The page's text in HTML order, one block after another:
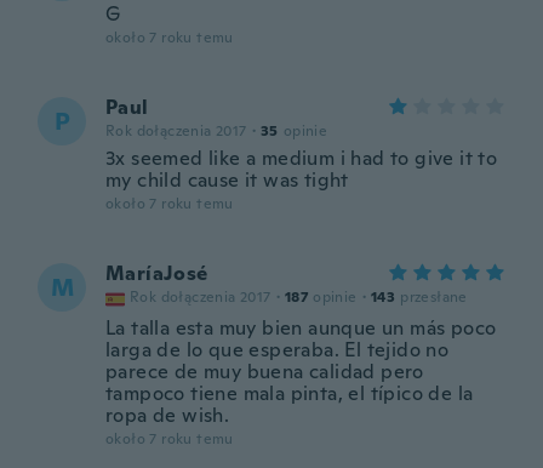
G
około 7 roku temu
P Paul
Rok dołączenia 2017 · 35 opinie
3x seemed like a medium i had to give it to
my child cause it was tight
około 7 roku temu
M MaríaJosé
Rok dołączenia 2017 · 187 opinie · 143 przesłane
La talla esta muy bien aunque un más poco
larga de lo que esperaba. El tejido no
parece de muy buena calidad pero
tampoco tiene mala pinta, el típico de la
ropa de wish.
około 7 roku temu